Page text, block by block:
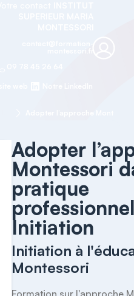
Adopter
Montessori
pratique
Initiation
Initiation à
Montessori
Formation sur l'approche